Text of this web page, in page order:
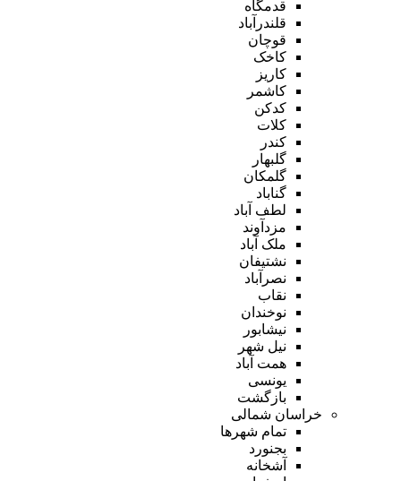
قدمگاه
قلندرآباد
قوچان
کاخک
کاریز
کاشمر
کدکن
کلات
کندر
گلبهار
گلمکان
گناباد
لطف آباد
مزدآوند
ملک آباد
نشتیفان
نصرآباد
نقاب
نوخندان
نیشابور
نیل شهر
همت آباد
یونسی
بازگشت
خراسان شمالی
تمام شهر‌ها
بجنورد
آشخانه